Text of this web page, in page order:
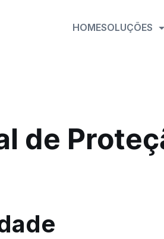
HOMESOLUÇÕES
de